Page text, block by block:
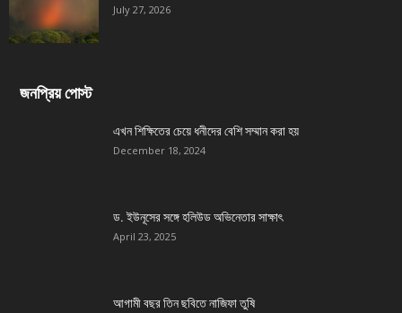
July 27, 2026
জনপ্রিয় পোস্ট
এখন শিক্ষিতের চেয়ে ধনীদের বেশি সম্মান করা হয়
December 18, 2024
ড. ইউনূসের সঙ্গে হলিউড অভিনেতার সাক্ষাৎ
April 23, 2025
আগামী বছর তিন ছবিতে নাজিফা তুষি